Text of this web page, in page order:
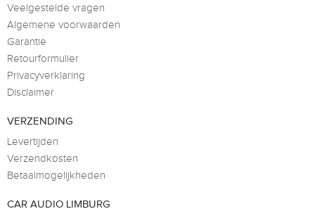
Veelgestelde vragen
Algemene voorwaarden
Garantie
Retourformulier
Privacyverklaring
Disclaimer
VERZENDING
Levertijden
Verzendkosten
Betaalmogelijkheden
CAR AUDIO LIMBURG